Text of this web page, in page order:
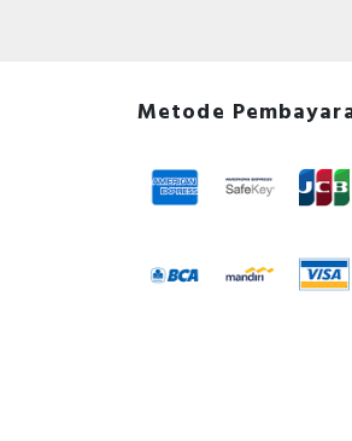
Metode